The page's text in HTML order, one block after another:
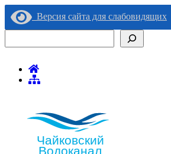
Версия сайта для слабовидящих